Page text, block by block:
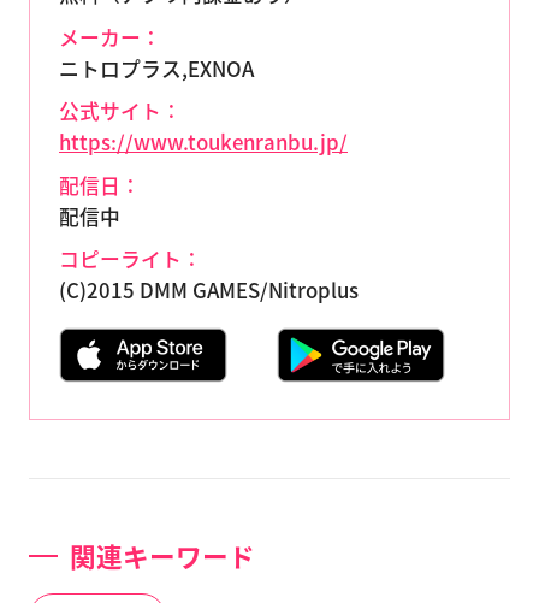
メーカー：
ニトロプラス,EXNOA
公式サイト：
https://www.toukenranbu.jp/
配信日：
配信中
コピーライト：
(C)2015 DMM GAMES/Nitroplus
関連キーワード